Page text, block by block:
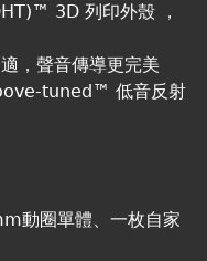
3D 列印外殼 ，
，聲音傳導更完美
tuned™ 低音反射
動圈單體、一枚自家